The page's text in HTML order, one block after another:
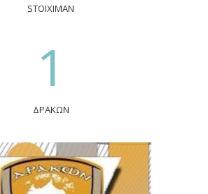
STOIXIMAN
1
ΔΡΑΚΩΝ